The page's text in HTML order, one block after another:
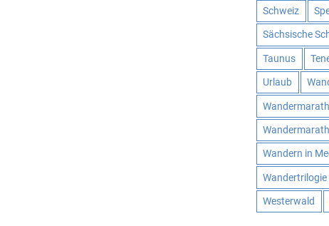
Schweiz
Sächsische
Taunus
Urlaub
Wandern in
Wandertrilogie
Westerwald